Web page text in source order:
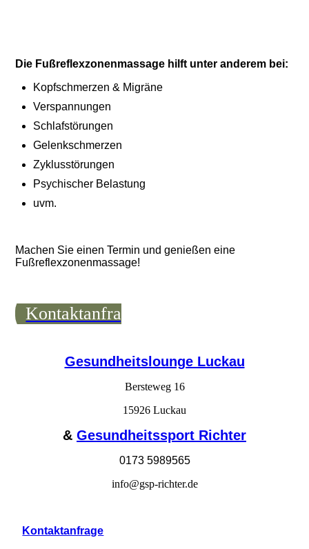
Die Fußreflexzonenmassage hilft unter anderem bei:
Kopfschmerzen & Migräne
Verspannungen
Schlafstörungen
Gelenkschmerzen
Zyklusstörungen
Psychischer Belastung
uvm.
Machen Sie einen Termin und genießen eine
Fußreflexzonenmassage!
Kontaktanfrage
Gesundheitslounge Luckau
Bersteweg 16
15926 Luckau
& Gesundheitssport Richter
0173 5989565
info@gsp-richter.de
Kontaktanfrage